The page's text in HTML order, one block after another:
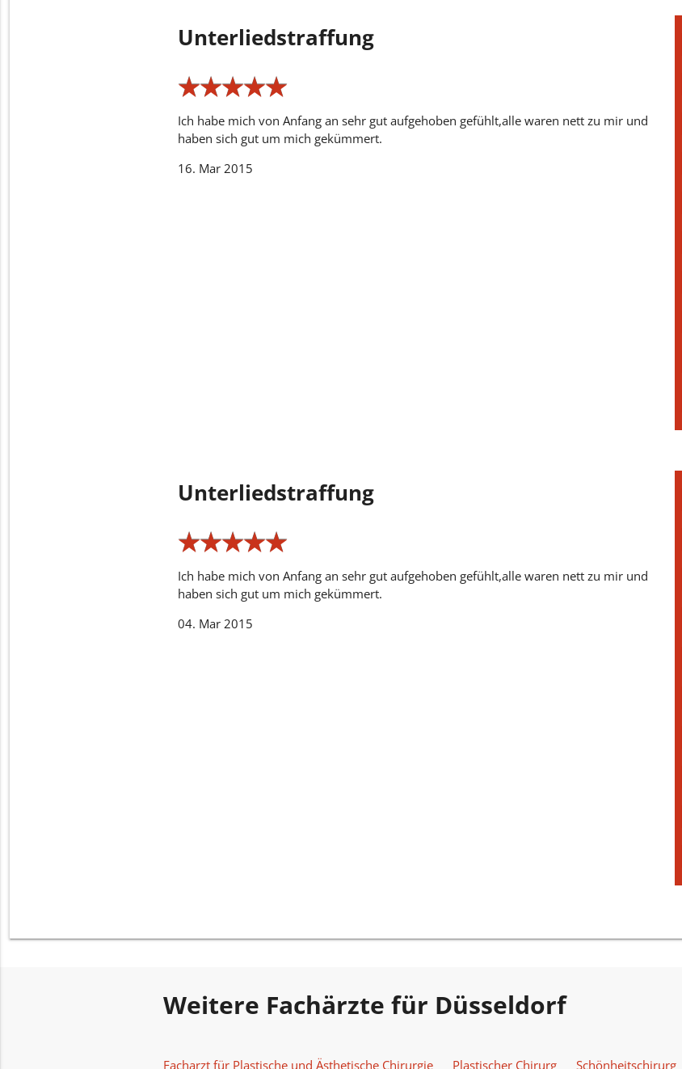
Unterliedstraffung
★★★★★
★★★★★
Ich habe mich von Anfang an sehr gut aufgehoben gefühlt,alle waren nett zu mir und
haben sich gut um mich gekümmert.
16. Mar 2015
Unterliedstraffung
★★★★★
★★★★★
Ich habe mich von Anfang an sehr gut aufgehoben gefühlt,alle waren nett zu mir und
haben sich gut um mich gekümmert.
04. Mar 2015
Weitere Fachärzte für Düsseldorf
Facharzt für Plastische und Ästhetische Chirurgie Plastischer Chirurg Schönheitschirurg